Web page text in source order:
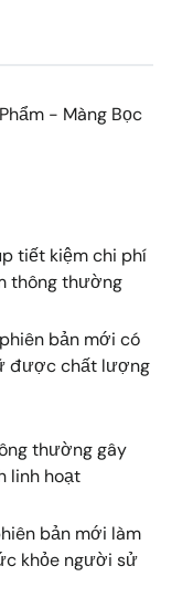
- Màng Bọc
tiết kiệm chi phí
thông thường
bản mới có
được chất lượng
thường gây
linh hoạt
bản mới làm
khỏe người sử